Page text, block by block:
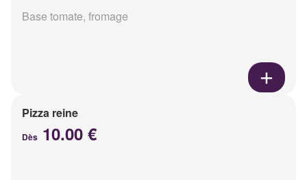
Base tomate, fromage
Pizza reine
Dès 10.00 €